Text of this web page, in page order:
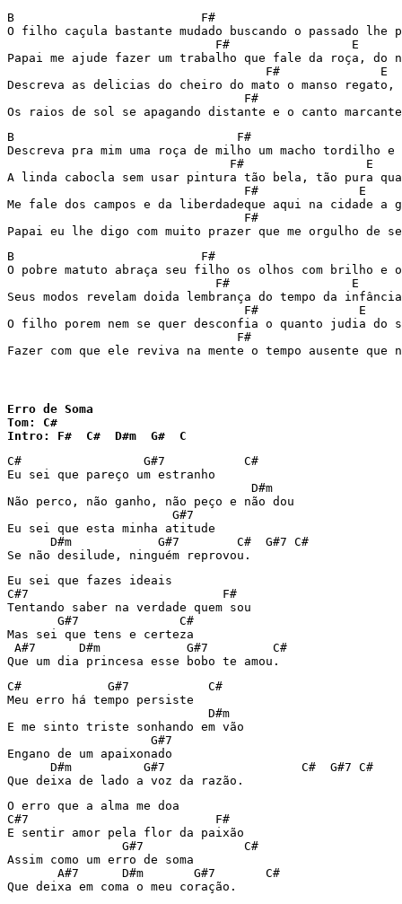
B                          F#
O filho caçula bastante mudado buscando o passado lhe
F#                 E
Papai me ajude fazer um trabalho que fale da roça, do
F#              E
Descreva as delicias do cheiro do mato o manso regato,
F#
Os raios de sol se apagando distante e o canto
B                               F#
Descreva pra mim uma roça de milho um macho tordilho e
F#                 E
A linda cabocla sem usar pintura tão bela, tão pura
F#              E
Me fale dos campos e da liberdadeque aqui na cidade a
F#
Papai eu lhe digo com muito prazer que me orgulho de
B                          F#
O pobre matuto abraça seu filho os olhos com brilho e
F#                 E
Seus modos revelam doida lembrança do tempo da
F#              E
O filho porem nem se quer desconfia o quanto judia do
F#
Fazer com que ele reviva na mente o tempo ausente que
Erro de Soma
Tom: C#
Intro: F#  C#  D#m  G#  C
C#                 G#7           C#
Eu sei que pareço um estranho
                                  D#m
Não perco, não ganho, não peço e não dou
                       G#7
Eu sei que esta minha atitude
      D#m            G#7        C#  G#7 C#
Se não desilude, ninguém reprovou.
Eu sei que fazes ideais
C#7                           F#
Tentando saber na verdade quem sou
       G#7              C#
Mas sei que tens e certeza
A#7      D#m            G#7         C#
Que um dia princesa esse bobo te amou.
C#            G#7           C#
Meu erro há tempo persiste
                            D#m
E me sinto triste sonhando em vão
                    G#7
Engano de um apaixonado
      D#m          G#7                   C#  G#7 C#
Que deixa de lado a voz da razão.
O erro que a alma me doa
C#7                          F#
E sentir amor pela flor da paixão
                G#7              C#
Assim como um erro de soma
       A#7      D#m       G#7       C#
Que deixa em coma o meu coração.